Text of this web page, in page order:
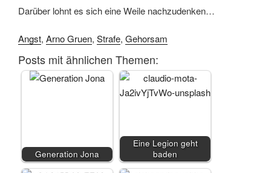
Darüber lohnt es sich eine Weile nachzudenken…
Angst, Arno Gruen, Strafe, Gehorsam
Posts mit ähnlichen Themen:
Generation Jona
Eine Legion geht
baden